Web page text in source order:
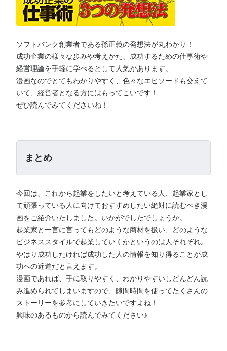
ソフトバンク創業者である孫正義の発想法が丸わかり！
成功企業の様々な歩みや考えかた、成功するための仕事術や
経営理論を手軽に学べるとして人気があります。
漫画なのでとてもわかりやすく、色々なエピソードも交えて
いて、経営者となる方にはもってこいです！
ぜひ読んでみてくださいね！
まとめ
今回は、これから起業をしたいと考えている人、起業家とし
て頑張っている人に向けておすすめしたい絶対に読むべき漫
画をご紹介いたしました。いかがでしたでしょうか。
起業家と一言に言ってもどのような商材を扱い、どのような
ビジネススタイルで起業していくかというのは人それぞれ。
やはり成功したければ成功した人の情報を知り得ることが成
功への近道だと言えます。
漫画であれば、手に取りやすく、わかりやすいしどんどん読
み進められてしまいますので、隙間時間を使ってたくさんの
ストーリーを参考にしていきたいですよね！
興味のあるものから読んでみてください♪